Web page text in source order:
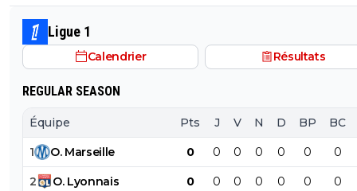
des choses (comme le style de vie ou l'hygiène ou
chose qui fait d'un jouer un vrai professionnel). Non
partez direct sur des considérations racistes... Ah la la...
Ligue 1
Calendrier Résultats
REGULAR SEASON
Équipe Pts J V N D BP BC
1 O. Marseille 0 0 0 0 0 0 0
2 O. Lyonnais 0 0 0 0 0 0 0